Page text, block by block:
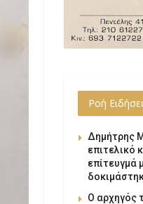
Ροή
Δημήτρης
επιτελικό
επίτευγμά
Ο αρχηγός